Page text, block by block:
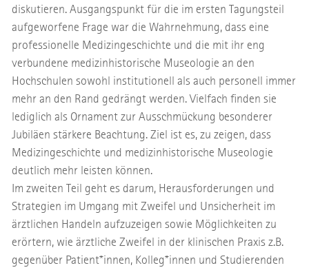
diskutieren. Ausgangspunkt für die im ersten Tagungsteil
aufgeworfene Frage war die Wahrnehmung, dass eine
professionelle Medizingeschichte und die mit ihr eng
verbundene medizinhistorische Museologie an den
Hochschulen sowohl institutionell als auch personell immer
mehr an den Rand gedrängt werden. Vielfach finden sie
lediglich als Ornament zur Ausschmückung besonderer
Jubiläen stärkere Beachtung. Ziel ist es, zu zeigen, dass
Medizingeschichte und medizinhistorische Museologie
deutlich mehr leisten können.
Im zweiten Teil geht es darum, Herausforderungen und
Strategien im Umgang mit Zweifel und Unsicherheit im
ärztlichen Handeln aufzuzeigen sowie Möglichkeiten zu
erörtern, wie ärztliche Zweifel in der klinischen Praxis z.B.
gegenüber Patient*innen, Kolleg*innen und Studierenden